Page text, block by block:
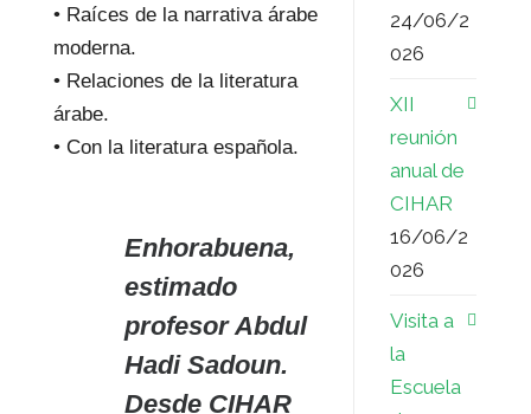
• Raíces de la narrativa árabe
moderna.
• Relaciones de la literatura
árabe.
• Con la literatura española.
Enhorabuena,
estimado
profesor Abdul
Hadi Sadoun.
Desde CIHAR
24/06/2
026
XII
reunión
anual de
CIHAR
16/06/2
026
Visita a
la
Escuela